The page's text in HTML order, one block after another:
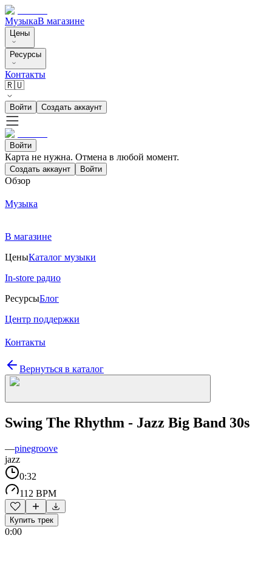
МузыкаВ магазине
Цены
Ресурсы
Контакты
🇷🇺
Войти Создать аккаунт
Войти
Карта не нужна. Отмена в любой момент.
Создать аккаунт Войти
Обзор
Музыка
В магазине
ЦеныКаталог музыки
In-store радио
РесурсыБлог
Центр поддержки
Контакты
Вернуться в каталог
Swing The Rhythm - Jazz Big Band 30s
—pinegroove
jazz
0:32
112 BPM
Купить трек
0:00